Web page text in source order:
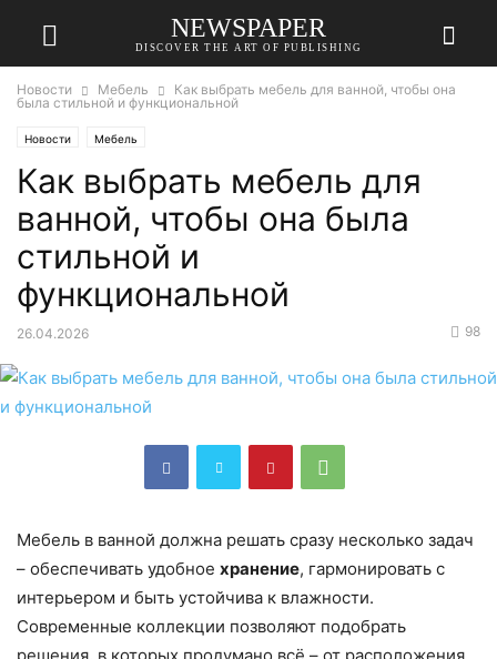
NEWSPAPER
DISCOVER THE ART OF PUBLISHING
Новости Мебель
Как выбрать мебель для ванной, чтобы она
была стильной и функциональной
Новости Мебель
Как выбрать мебель для
ванной, чтобы она была
стильной и
функциональной
26.04.2026 98
Мебель в ванной должна решать сразу несколько задач
– обеспечивать удобное хранение, гармонировать с
интерьером и быть устойчива к влажности.
Современные коллекции позволяют подобрать